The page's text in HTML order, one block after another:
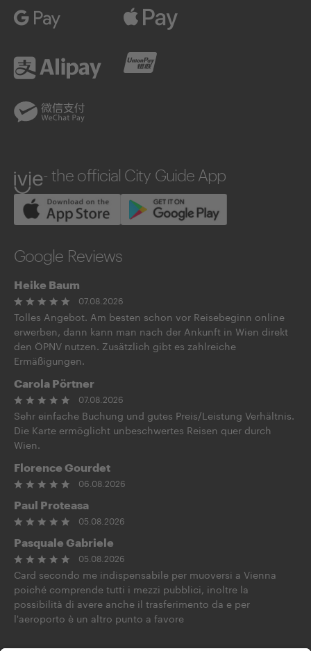
ivie - the official City Guide App
Google Reviews
Heike Baum
07.08.2026
Tolles Angebot. Am besten schon vor Reisebeginn online
erwerben, dann kann man nach der Ankunft in Wien direkt
den ÖPNV nutzen. Zusätzlich gibt es zahlreiche
Ermäßigungen.
Carola Pörtner
07.08.2026
Sehr einfache Buchung und gutes Preis/Leistung Verhältnis.
Die Karte ermöglicht unbeschwertes Reisen quer durch
Wien.
Florence Gourdet
06.08.2026
Paul Proteasa
05.08.2026
Pasquale Gabriele
05.08.2026
Card secondo me indispensabile per muoversi a Vienna
poiché comprende tutti i mezzi pubblici, inoltre la
possibilità di avere anche il trasferimento da e per
l'aeroporto è un altro punto a favore
Apple Pay
Alipay